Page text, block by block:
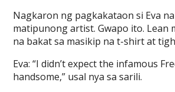
Nagkaron ng pagkakataon si Eva
matipunong artist. Gwapo ito. Lean
na bakat sa masikip na t-shirt at
Eva: “I didn’t expect the infamous
handsome,” usal nya sa sarili.